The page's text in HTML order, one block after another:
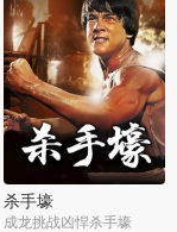
杀手壕
成龙挑战凶悍杀手壕